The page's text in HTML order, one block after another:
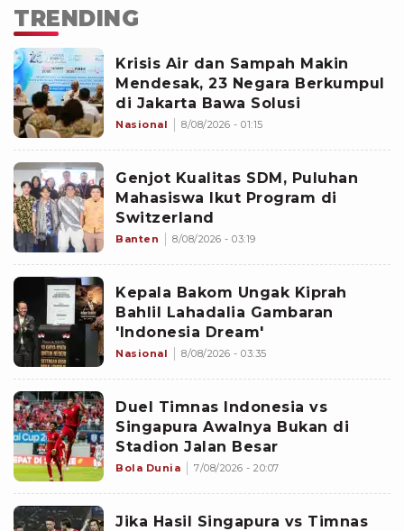
TRENDING
Krisis Air dan Sampah Makin
Mendesak, 23 Negara Berkumpul
di Jakarta Bawa Solusi
Nasional 8/08/2026 - 01:15
Genjot Kualitas SDM, Puluhan
Mahasiswa Ikut Program di
Switzerland
Banten 8/08/2026 - 03:19
Kepala Bakom Ungak Kiprah
Bahlil Lahadalia Gambaran
'Indonesia Dream'
Nasional 8/08/2026 - 03:35
Duel Timnas Indonesia vs
Singapura Awalnya Bukan di
Stadion Jalan Besar
Bola Dunia 7/08/2026 - 20:07
Jika Hasil Singapura vs Timnas